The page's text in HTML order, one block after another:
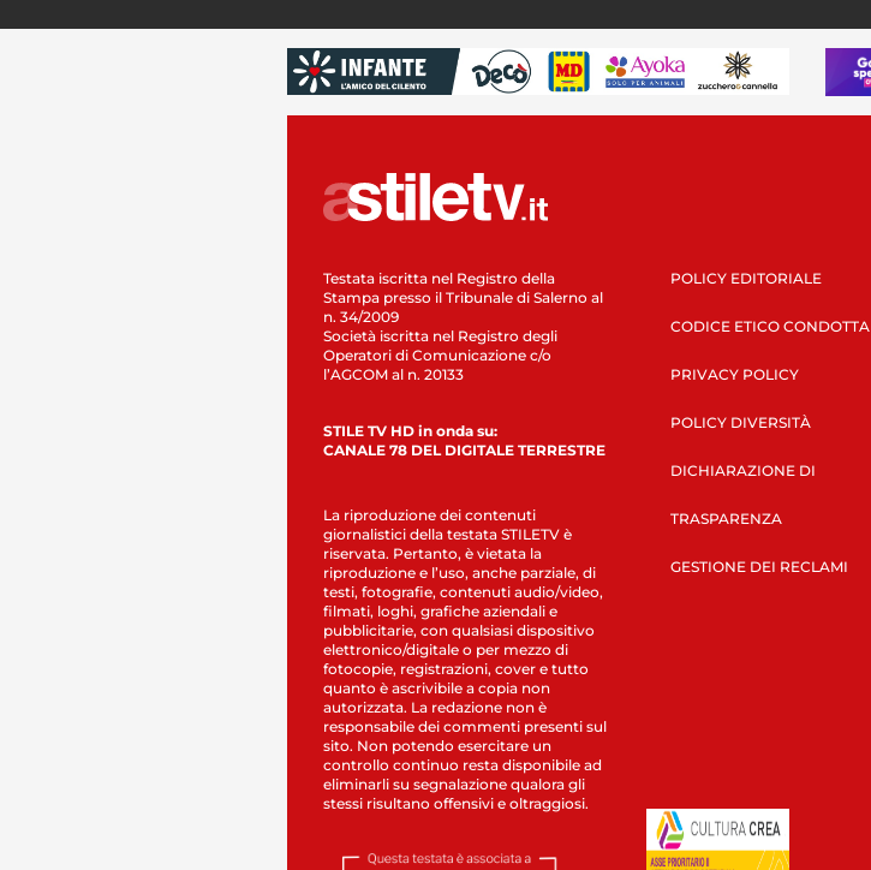
Testata iscritta nel Registro della
Stampa presso il Tribunale di Salerno al
n. 34/2009
Società iscritta nel Registro degli
Operatori di Comunicazione c/o
l’AGCOM al n. 20133
STILE TV HD in onda su:
CANALE 78 DEL DIGITALE TERRESTRE
La riproduzione dei contenuti
giornalistici della testata STILETV è
riservata. Pertanto, è vietata la
riproduzione e l’uso, anche parziale, di
testi, fotografie, contenuti audio/video,
filmati, loghi, grafiche aziendali e
pubblicitarie, con qualsiasi dispositivo
elettronico/digitale o per mezzo di
fotocopie, registrazioni, cover e tutto
quanto è ascrivibile a copia non
autorizzata. La redazione non è
responsabile dei commenti presenti sul
sito. Non potendo esercitare un
controllo continuo resta disponibile ad
eliminarli su segnalazione qualora gli
stessi risultano offensivi e oltraggiosi.
POLICY EDITORIALE
CODICE ETICO CONDOTTA
PRIVACY POLICY
POLICY DIVERSITÀ
DICHIARAZIONE DI
TRASPARENZA
GESTIONE DEI RECLAMI